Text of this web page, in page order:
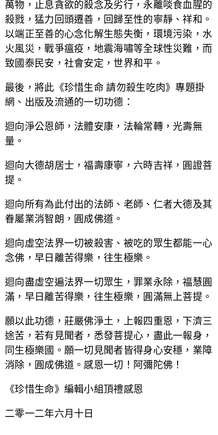
萬物，止息貪欲的殺念及劣行，永離啖食血腥的
殺戮，猛力回頭遷善，回歸至性的寧靜、祥和。
以端正至善的心念化解生態失衡，環境污染，水
火風災，戰爭瘟疫，地震海嘯等全球性災難，而
致國泰民安，社會安定，世界和平。
最後，將此《珍惜生命 請勿殺生吃肉》專題掛
網、出版及流通的一切功德：
迴向淨公恩師，法體安康，法輪常轉，光壽無
量。
迴向大德胡居士，福壽康寧，六時吉祥，圓證菩
提。
迴向所有為此付出的法師、老師、仁者大德及其
眷屬業消智朗，圓成佛道。
迴向虛空法界一切被殺害、被吃的眾生都能一心
念佛，早日離苦得樂，往生極樂。
迴向盡虛空遍法界一切眾生，罪業永除，福慧圓
滿，早日離苦得樂，往生極樂，圓滿無上菩提。
願以此功德，莊嚴佛淨土，上報四重恩，下濟三
途苦，若有見聞者，悉發菩提心，盡此一報身，
同生極樂國。願一切見聞者皆得身心安穩，業障
消除，圓成佛道。感恩一切！阿彌陀佛！
《珍惜生命》編輯小組頂禮感恩
二零一二年六月十日